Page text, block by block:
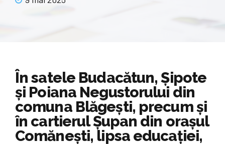
În satele Buda­cătun, Șipote
și Poiana Negustorului din
comuna Blăgești, precum și
în cartierul Șupan din orașul
Comănești, lipsa educației,